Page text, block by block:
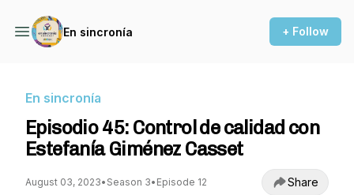
En sincronía + Follow
En sincronía
Episodio 45: Control de calidad con
Estefanía Giménez Casset
August 03, 2023• Season 3• Episode 12 Share